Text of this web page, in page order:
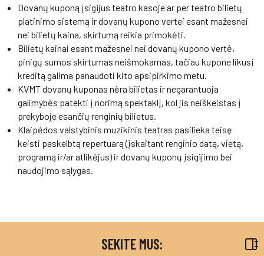
Dovanų kuponą įsigijus teatro kasoje ar per teatro bilietų
platinimo sistemą ir dovanų kupono vertei esant mažesnei
nei bilietų kaina, skirtumą reikia primokėti.
Bilietų kainai esant mažesnei nei dovanų kupono vertė,
pinigų sumos skirtumas neišmokamas, tačiau kupone likusį
kreditą galima panaudoti kito apsipirkimo metu.
KVMT dovanų kuponas nėra bilietas ir negarantuoja
galimybės patekti į norimą spektaklį, kol jis neiškeistas į
prekyboje esančių renginių bilietus.
Klaipėdos valstybinis muzikinis teatras pasilieka teisę
keisti paskelbtą repertuarą (įskaitant renginio datą, vietą,
programą ir/ar atlikėjus) ir dovanų kuponų įsigijimo bei
naudojimo sąlygas.
SEKITE MUS: